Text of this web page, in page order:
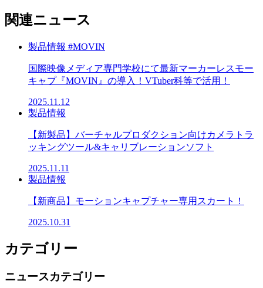
関連ニュース
製品情報 #MOVIN
国際映像メディア専門学校にて最新マーカーレスモー
キャプ『MOVIN』の導入！VTuber科等で活用！
2025.11.12
製品情報
【新製品】バーチャルプロダクション向けカメラトラ
ッキングツール&キャリブレーションソフト
2025.11.11
製品情報
【新商品】モーションキャプチャー専用スカート！
2025.10.31
カテゴリー
ニュースカテゴリー